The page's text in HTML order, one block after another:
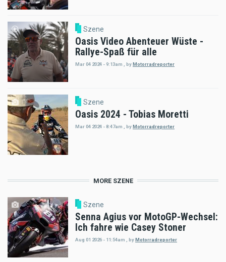
Szene
Oasis Video Abenteuer Wüste -
Rallye-Spaß für alle
Mar 04 2024 - 9:13am byMotorradreporter
Szene
Oasis 2024 - Tobias Moretti
Mar 04 2024 - 8:47am byMotorradreporter
MORE SZENE
Szene
Senna Agius vor MotoGP-Wechsel:
Ich fahre wie Casey Stoner
Aug 01 2026 - 11:54am , byMotorradreporter